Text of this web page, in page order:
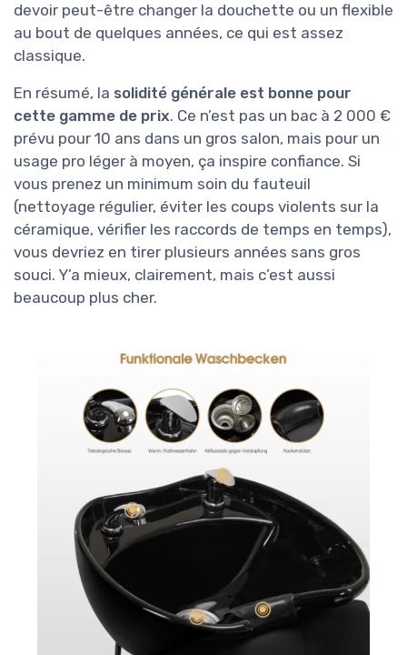
devoir peut-être changer la douchette ou un flexible
au bout de quelques années, ce qui est assez
classique.
En résumé, la solidité générale est bonne pour
cette gamme de prix. Ce n’est pas un bac à 2 000 €
prévu pour 10 ans dans un gros salon, mais pour un
usage pro léger à moyen, ça inspire confiance. Si
vous prenez un minimum soin du fauteuil
(nettoyage régulier, éviter les coups violents sur la
céramique, vérifier les raccords de temps en temps),
vous devriez en tirer plusieurs années sans gros
souci. Y’a mieux, clairement, mais c’est aussi
beaucoup plus cher.